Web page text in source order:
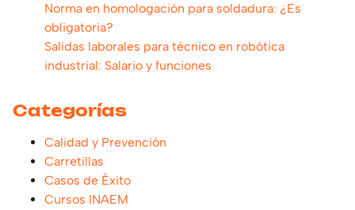
Norma en homologación para soldadura: ¿Es
obligatoria?
Salidas laborales para técnico en robótica
industrial: Salario y funciones
Categorías
Calidad y Prevención
Carretillas
Casos de Éxito
Cursos INAEM